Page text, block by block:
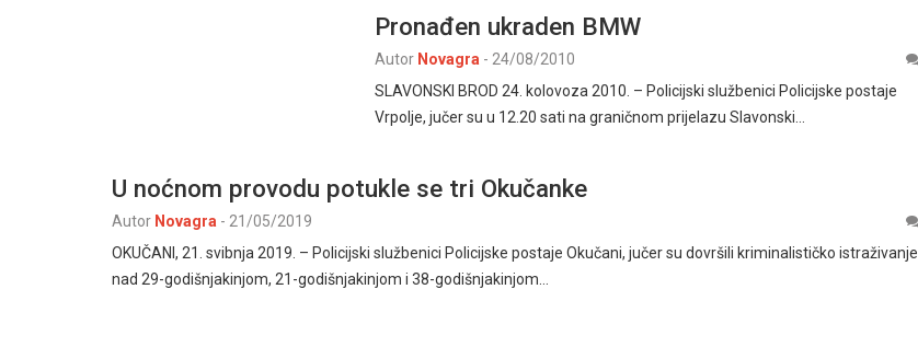
Pronađen ukraden BMW
Autor Novagra - 24/08/2010
SLAVONSKI BROD 24. kolovoza 2010. – Policijski službenici Policijske postaje
Vrpolje, jučer su u 12.20 sati na graničnom prijelazu Slavonski…
U noćnom provodu potukle se tri Okučanke
Autor Novagra - 21/05/2019
OKUČANI, 21. svibnja 2019. – Policijski službenici Policijske postaje Okučani, jučer su dovršili kriminalističko istraživanje
nad 29-godišnjakinjom, 21-godišnjakinjom i 38-godišnjakinjom…